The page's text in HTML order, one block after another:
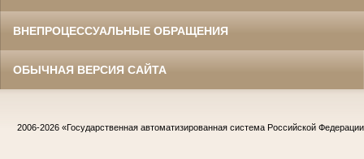
ВНЕПРОЦЕССУАЛЬНЫЕ ОБРАЩЕНИЯ
ОБЫЧНАЯ ВЕРСИЯ САЙТА
2006-2026 «Государственная автоматизированная система Российской